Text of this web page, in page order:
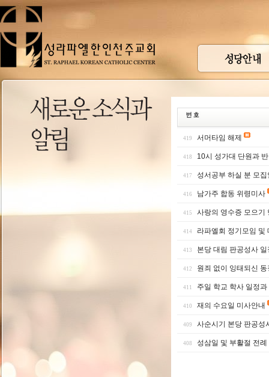
419 서머타임 해제
418 10시 성가대 단원과
417 성서공부 하실 분 모집
416 남가주 합동 위령미사
415 사랑의 영수증 모으기
414 라파엘회 정기모임 및
413 본당 대림 판공성사 일
412 원죄 없이 잉태되신
411 주일 학교 학사 일정
410 재의 수요일 미사안내
409 사순시기 본당 판공성
408 성삼일 및 부활절 전례